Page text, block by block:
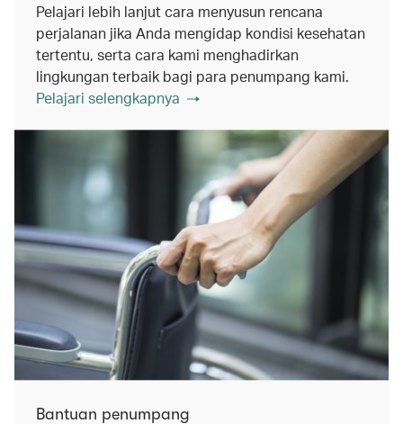
Pelajari lebih lanjut cara menyusun rencana
perjalanan jika Anda mengidap kondisi kesehatan
tertentu, serta cara kami menghadirkan
lingkungan terbaik bagi para penumpang kami.
Pelajari selengkapnya
Bantuan penumpang